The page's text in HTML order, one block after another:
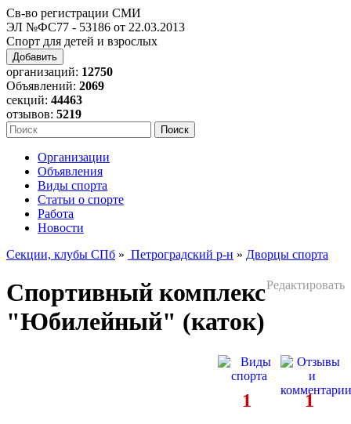
Св-во регистрации СМИ
ЭЛ №ФС77 - 53186 от 22.03.2013
Спорт для детей и взрослых
Добавить
организаций: 12750
Объявлений: 2069
секций: 44463
отзывов: 5219
Организации
Объявления
Виды спорта
Статьи о спорте
Работа
Новости
Секции, клубы СПб » Петроградский р-н » Дворцы спорта
Редактировать
Спортивный комплекс
"Юбилейный" (каток)
1
1